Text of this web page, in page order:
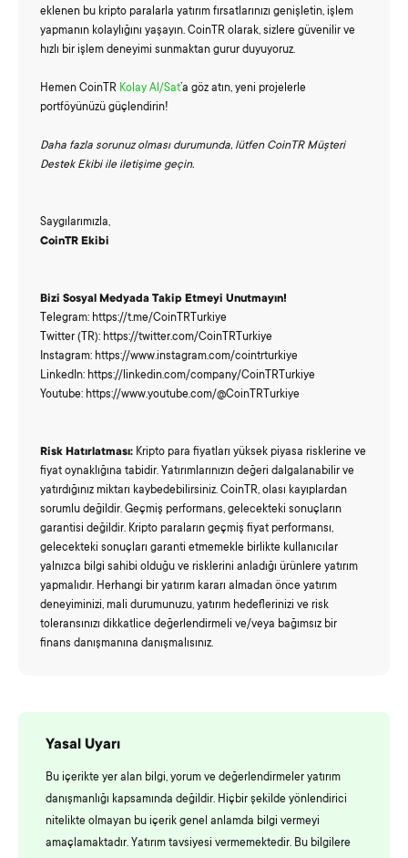
eklenen bu kripto paralarla yatırım fırsatlarınızı genişletin, işlem
yapmanın kolaylığını yaşayın. CoinTR olarak, sizlere güvenilir ve
hızlı bir işlem deneyimi sunmaktan gurur duyuyoruz.
Hemen CoinTR Kolay Al/Sat’a göz atın, yeni projelerle
portföyünüzü güçlendirin!
Daha fazla sorunuz olması durumunda, lütfen CoinTR Müşteri
Destek Ekibi ile iletişime geçin.
Saygılarımızla,
CoinTR Ekibi
Bizi Sosyal Medyada Takip Etmeyi Unutmayın!
Telegram: https://t.me/CoinTRTurkiye
Twitter (TR): https://twitter.com/CoinTRTurkiye
Instagram: https://www.instagram.com/cointrturkiye
LinkedIn: https://linkedin.com/company/CoinTRTurkiye
Youtube: https://www.youtube.com/@CoinTRTurkiye
Risk Hatırlatması: Kripto para fiyatları yüksek piyasa risklerine ve
fiyat oynaklığına tabidir. Yatırımlarınızın değeri dalgalanabilir ve
yatırdığınız miktarı kaybedebilirsiniz. CoinTR, olası kayıplardan
sorumlu değildir. Geçmiş performans, gelecekteki sonuçların
garantisi değildir. Kripto paraların geçmiş fiyat performansı,
gelecekteki sonuçları garanti etmemekle birlikte kullanıcılar
yalnızca bilgi sahibi olduğu ve risklerini anladığı ürünlere yatırım
yapmalıdır. Herhangi bir yatırım kararı almadan önce yatırım
deneyiminizi, mali durumunuzu, yatırım hedeflerinizi ve risk
toleransınızı dikkatlice değerlendirmeli ve/veya bağımsız bir
finans danışmanına danışmalısınız.
Yasal Uyarı
Bu içerikte yer alan bilgi, yorum ve değerlendirmeler yatırım
danışmanlığı kapsamında değildir. Hiçbir şekilde yönlendirici
nitelikte olmayan bu içerik genel anlamda bilgi vermeyi
amaçlamaktadır. Yatırım tavsiyesi vermemektedir. Bu bilgilere